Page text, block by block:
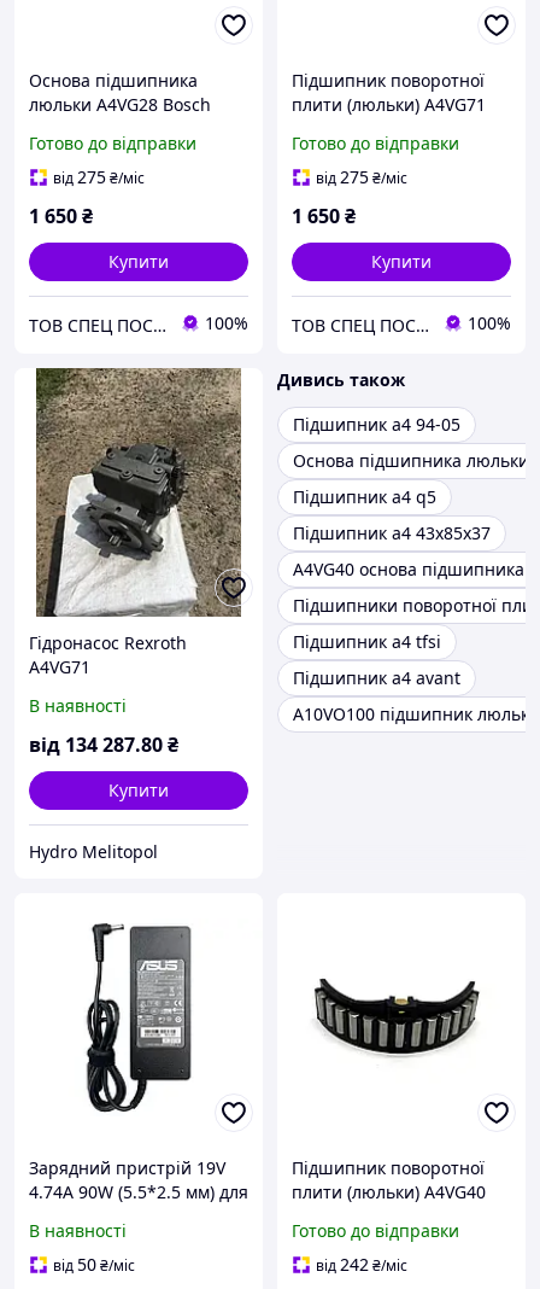
Основа підшипника
люльки A4VG28 Bosch
Готово до відправки
від275₴/міс
1 650₴
Купити
ТОВ СПЕЦ ПОСТАЧ МАРКЕТ 100%
Підшипник поворотної
плити (люльки) A4VG71
Готово до відправки
від275₴/міс
1 650₴
Купити
ТОВ СПЕЦ ПОСТАЧ МАРКЕТ 100%
Гідронасос Rexroth
A4VG71
В наявності
від 134 287.80₴
Купити
Hydro Melitopol
Дивись також
Підшипник a4 94-05
Основа підшипника люльки
Підшипник a4 q5
Підшипник a4 43x85x37
A4VG40 основа підшипника
Підшипники поворотної
Підшипник a4 tfsi
Підшипник a4 avant
A10VO100 підшипник люльки
Зарядний пристрій 19V
4.74A 90W (5.5*2.5 мм) для
N61VN, N71J, N71V, N71VG
В наявності
від50₴/міс
Підшипник поворотної
плити (люльки) A4VG40
Готово до відправки
від242₴/міс